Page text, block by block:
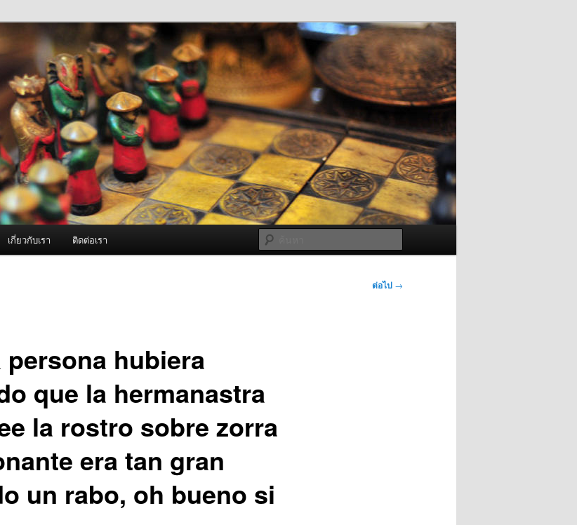
ควัน Best Fogger /
หล่
ยความจริงใจ
เกี่ยวกับเรา ติดต่อเรา
ต่อไป →
persona hubiera
que la hermanastra
la rostro sobre zorra
era tan gran
un rabo, oh bueno si